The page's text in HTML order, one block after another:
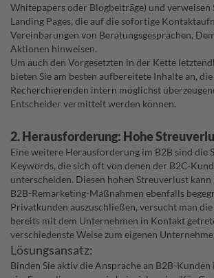
Whitepapers oder Blogbeiträge) und verweisen
Landing Pages, die auf die sofortige
Vereinbarungen von Beratungsgesprächen,
Aktionen hinweisen.
Um auch den Vorgesetzten in der Kette
bieten Sie am besten aufbereitete Inhalte an,
Recherchierenden intern möglichst
Entscheider vermittelt werden können.
2. Herausforderung: Hohe
Eine weitere Herausforderung im B2B sind die
Keywords, die sich oft von denen der B2C-
unterscheiden. Diesen hohen Streuverlust
B2B-Remarketing-Maßnahmen ebenfalls
Privatkunden auszuschließen, versucht man
bereits mit dem Unternehmen in Kontakt
verschiedenste Weise zum eigenen
Lösungsansatz:
Binden Sie aktiv die Ansprache an B2B-